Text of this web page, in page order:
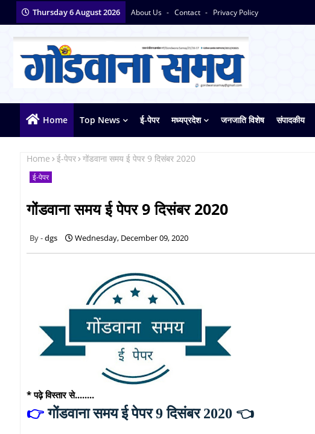
Thursday 6 August 2026 About Us Contact Privacy Policy
Home Top News ई-पेपर मध्यप्रदेश जनजाति विशेष संपादकीय
Home ई-पेपर गोंडवाना समय ई पेपर 9 दिसंबर 2020
ई-पेपर
गोंडवाना समय ई पेपर 9 दिसंबर 2020
dgs Wednesday, December 09, 2020
* पढ़े विस्तार से........
👉गोंडवाना समय ई पेपर 9 दिसंबर 2020 👈